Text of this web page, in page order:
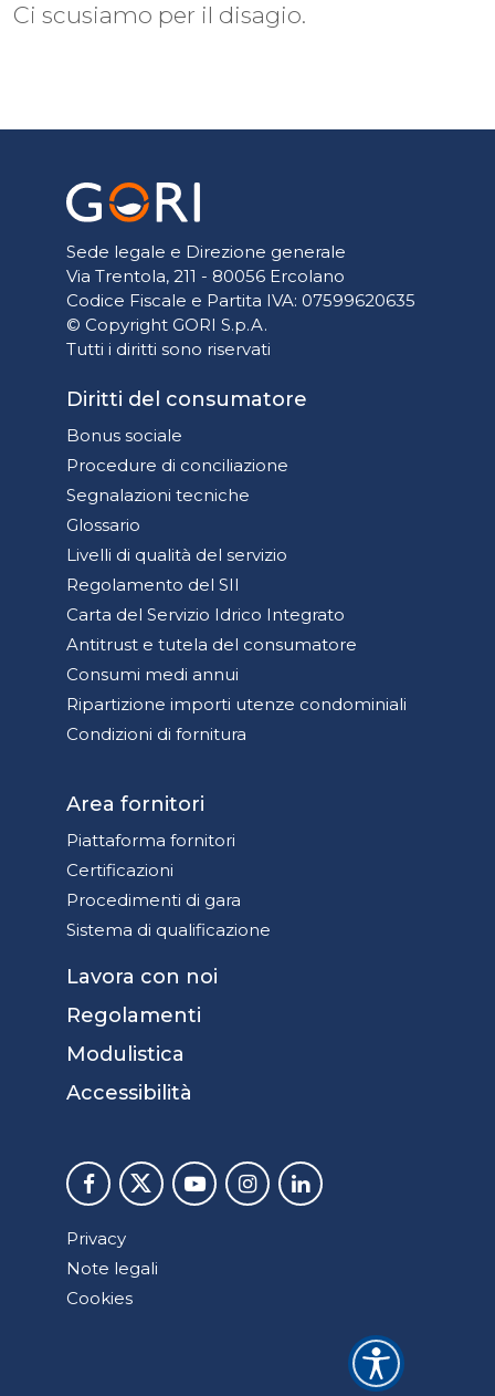
Ci scusiamo per il disagio.
Sede legale e Direzione generale
Via Trentola, 211 - 80056 Ercolano
Codice Fiscale e Partita IVA: 07599620635
© Copyright GORI S.p.A.
Tutti i diritti sono riservati
Diritti del consumatore
Bonus sociale
Procedure di conciliazione
Segnalazioni tecniche
Glossario
Livelli di qualità del servizio
Regolamento del SII
Carta del Servizio Idrico Integrato
Antitrust e tutela del consumatore
Consumi medi annui
Ripartizione importi utenze condominiali
Condizioni di fornitura
Area fornitori
Piattaforma fornitori
Certificazioni
Procedimenti di gara
Sistema di qualificazione
Lavora con noi
Regolamenti
Modulistica
Accessibilità
Privacy
Note legali
Cookies